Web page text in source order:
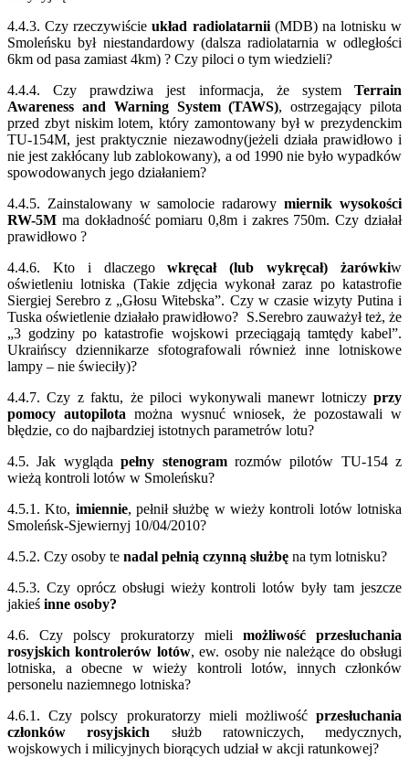
4.4.3. Czy rzeczywiścieukład radiolatarnii(MDB) na lotnisku w
Smoleńsku był niestandardowy (dalsza radiolatarnia w odległości
6km od pasa zamiast 4km) ? Czy piloci o tym wiedzieli?
4.4.4. Czy prawdziwa jest informacja, że system Terrain
Awareness and Warning System (TAWS), ostrzegający pilota
przed zbyt niskim lotem, który zamontowany był w prezydenckim
TU-154M, jest praktycznie niezawodny(jeżeli działa prawidłowo i
nie jest zakłócany lub zablokowany), a od 1990 nie było wypadków
spowodowanych jego działaniem?
4.4.5. Zainstalowany w samolocie radarowymiernik wysokości
RW-5M ma dokładność pomiaru 0,8m i zakres 750m. Czy działał
prawidłowo ?
4.4.6. Kto i dlaczegowkręcał (lub wykręcał) żarówkiw
oświetleniu lotniska (Takie zdjęcia wykonał zaraz po katastrofie
Siergiej Serebro z „Głosu Witebska”. Czy w czasie wizyty Putina i
Tuska oświetlenie działało prawidłowo? S.Serebro zauważył też, że
„3 godziny po katastrofie wojskowi przeciągają tamtędy kabel”.
Ukraińscy dziennikarze sfotografowali również inne lotniskowe
lampy – nie świeciły)?
4.4.7. Czy z faktu, że piloci wykonywali manewr lotniczy przy
pomocy autopilota można wysnuć wniosek, że pozostawali w
błędzie, co do najbardziej istotnych parametrów lotu?
4.5. Jak wyglądapełny stenogramrozmów pilotów TU-154 z
wieżą kontroli lotów w Smoleńsku?
4.5.1. Kto, imiennie, pełnił służbę w wieży kontroli lotów lotniska
Smoleńsk-Sjewiernyj 10/04/2010?
4.5.2. Czy osoby te nadal pełnią czynną służbę na tym lotnisku?
4.5.3. Czy oprócz obsługi wieży kontroli lotów były tam jeszcze
jakieś inne osoby?
4.6. Czy polscy prokuratorzy mieli możliwość przesłuchania
rosyjskich kontrolerów lotów, ew. osoby nie należące do obsługi
lotniska, a obecne w wieży kontroli lotów, innych członków
personelu naziemnego lotniska?
4.6.1. Czy polscy prokuratorzy mieli możliwość przesłuchania
członków rosyjskich służb ratowniczych, medycznych,
wojskowych i milicyjnych biorących udział w akcji ratunkowej?